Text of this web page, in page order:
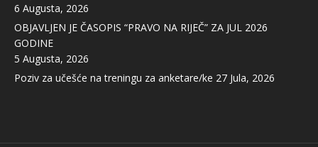
windowwindowwindow
6 Augusta, 2026
OBJAVLJEN JE ČASOPIS “PRAVO NA RIJEČ” ZA JUL 2026
GODINE
5 Augusta, 2026
Poziv za učešće na treningu za anketare/ke 27 Jula, 2026